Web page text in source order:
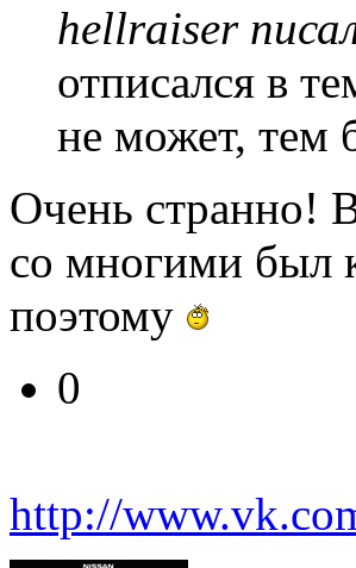
hellraiser
отписался в
не может, тем
Очень странно!
со многими был
поэтому
0
http://